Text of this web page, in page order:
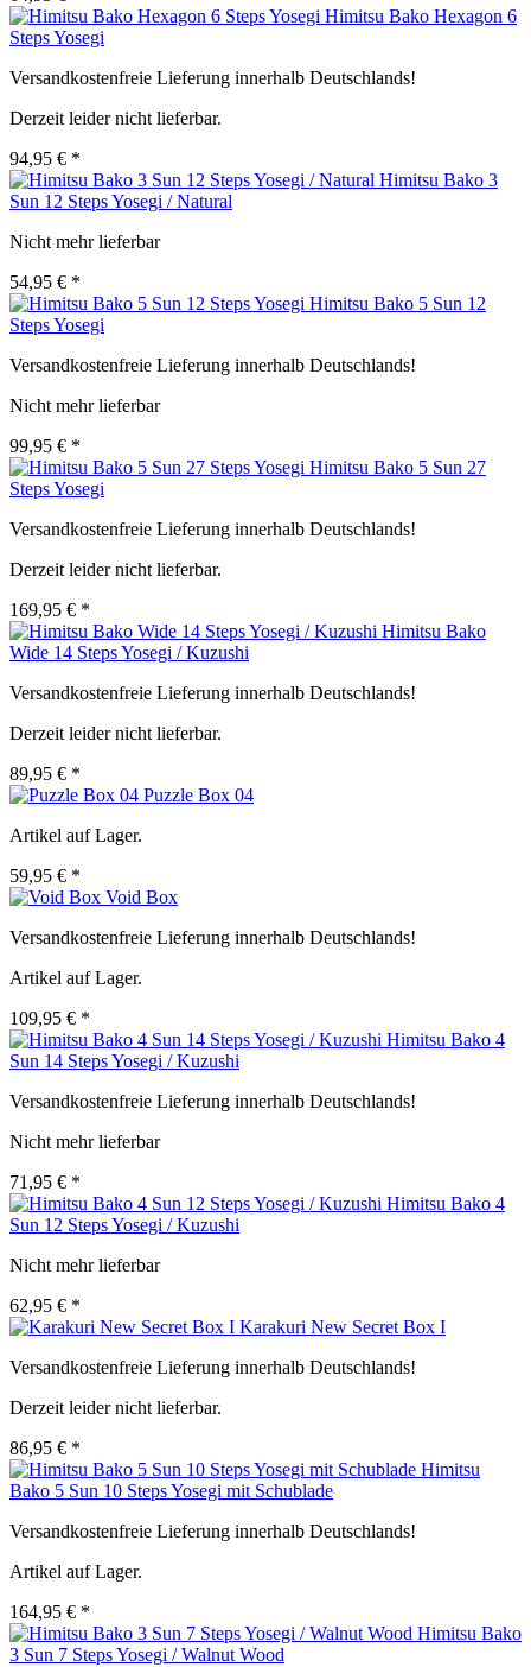
Himitsu Bako Hexagon 6
Steps Yosegi
Versandkostenfreie Lieferung innerhalb Deutschlands!
Derzeit leider nicht lieferbar.
94,95 € *
Himitsu Bako 3
Sun 12 Steps Yosegi / Natural
Nicht mehr lieferbar
54,95 € *
Himitsu Bako 5 Sun 12
Steps Yosegi
Versandkostenfreie Lieferung innerhalb Deutschlands!
Nicht mehr lieferbar
99,95 € *
Himitsu Bako 5 Sun 27
Steps Yosegi
Versandkostenfreie Lieferung innerhalb Deutschlands!
Derzeit leider nicht lieferbar.
169,95 € *
Himitsu Bako
Wide 14 Steps Yosegi / Kuzushi
Versandkostenfreie Lieferung innerhalb Deutschlands!
Derzeit leider nicht lieferbar.
89,95 € *
Puzzle Box 04
Artikel auf Lager.
59,95 € *
Void Box
Versandkostenfreie Lieferung innerhalb Deutschlands!
Artikel auf Lager.
109,95 € *
Himitsu Bako 4
Sun 14 Steps Yosegi / Kuzushi
Versandkostenfreie Lieferung innerhalb Deutschlands!
Nicht mehr lieferbar
71,95 € *
Himitsu Bako 4
Sun 12 Steps Yosegi / Kuzushi
Nicht mehr lieferbar
62,95 € *
Karakuri New Secret Box I
Versandkostenfreie Lieferung innerhalb Deutschlands!
Derzeit leider nicht lieferbar.
86,95 € *
Himitsu
Bako 5 Sun 10 Steps Yosegi mit Schublade
Versandkostenfreie Lieferung innerhalb Deutschlands!
Artikel auf Lager.
164,95 € *
Himitsu Bako
3 Sun 7 Steps Yosegi / Walnut Wood